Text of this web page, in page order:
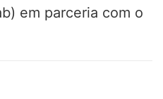
em parceria com o